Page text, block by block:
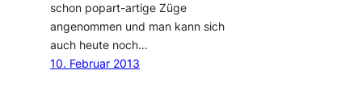
schon popart-artige Züge
angenommen und man kann sich
auch heute noch…
10. Februar 2013